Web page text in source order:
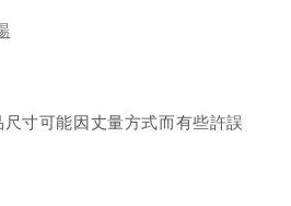
寸可能因丈量方式而有些許誤